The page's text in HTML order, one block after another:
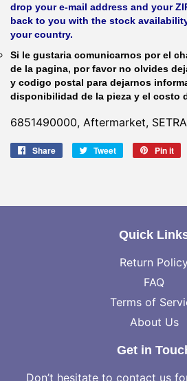
drop your e-mail address and your
back to you with the stock
your country.
Si le gustaria comunicarnos por el
de la pagina, por favor no olvides
y codigo postal para dejarnos
disponibilidad de la pieza y el costo
6851490000, Aftermarket,
Share
Share
Tweet
Tweet
Pin it
Quick
Return Policy
FAQ
Terms of
About Us
Get in
Don’t hesitate to contact us